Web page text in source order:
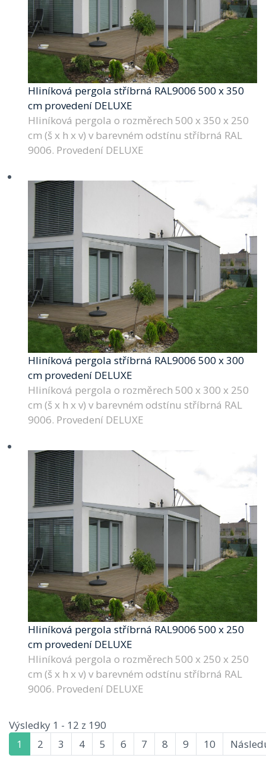
Hliníková pergola stříbrná RAL9006 500 x 350
cm provedení DELUXE
Hliníková pergola o rozměrech 500 x 350 x 250
cm (š x h x v) v barevném odstínu stříbrná RAL
9006. Provedení DELUXE
Hliníková pergola stříbrná RAL9006 500 x 300
cm provedení DELUXE
Hliníková pergola o rozměrech 500 x 300 x 250
cm (š x h x v) v barevném odstínu stříbrná RAL
9006. Provedení DELUXE
Hliníková pergola stříbrná RAL9006 500 x 250
cm provedení DELUXE
Hliníková pergola o rozměrech 500 x 250 x 250
cm (š x h x v) v barevném odstínu stříbrná RAL
9006. Provedení DELUXE
Výsledky 1 - 12 z 190
1
2 3 4 5 6 7 8 9 10